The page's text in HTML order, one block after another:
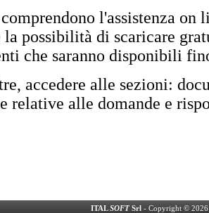
l'assistenza on
la possibilità di scaricare
che saranno disponibili
accedere alle sezioni:
relative alle domande e
ITALSOFT Srl - Copyright ©